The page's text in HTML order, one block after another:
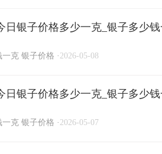
大清银币 / 长城币 / 老
周大生
/ 潮宏基 / 亚一金店
日银子价格多少一克_银子多少
一克 银子价格 · 2026-05-08
日银子价格多少一克_银子多少
一克 银子价格 · 2026-05-07